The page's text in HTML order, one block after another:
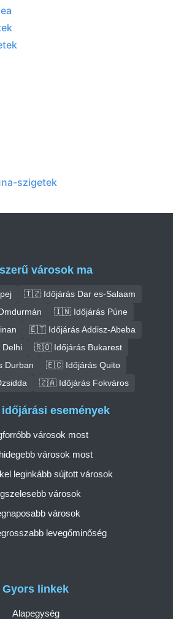
szigetek
városok ma
🇹🇿 Időjárás Dar es-Salaam
🇮🇳 Időjárás Púne
🇪🇹 Időjárás Addisz-Abeba
🇷🇴 Időjárás Bukarest
🇪🇨 Időjárás Quito
🇿🇦 Időjárás Fokváros
Gyors linkek
Alapegység
események
városok most
városok most
leginkább sújtott városok
városok
városok
levegőminőség